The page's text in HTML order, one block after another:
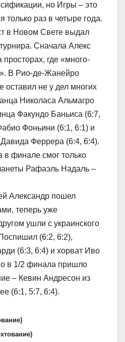
но Игры – это
только раз в четыре года.
в Новом Свете выдал
Сначала Алекс
просторах, где «много-
В Рио-де-Жанейро
оставил не у дел многих
Николаса Альмагро
Факундо Баньиса (6:7,
Фоньини (6:1, 6:1) и
Феррера (6:4, 6:4).
в финале смог только
Рафаэль Надаль –
Александр пошел
теперь уже
ушли с украинского
(6:2, 6:2),
(6:3, 6:4) и хорват Иво
в 1/2 финала пришло
– Кевин Андресон из
(6:1, 5:7, 6:4).